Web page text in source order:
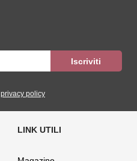
privacy policy